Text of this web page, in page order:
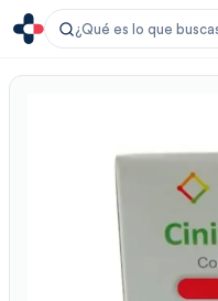
¿Qué es lo que